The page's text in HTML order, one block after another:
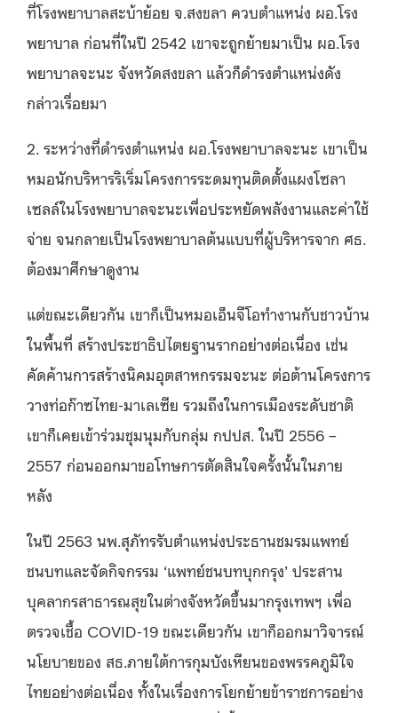
ที่โรงพยาบาลสะบ้าย้อย จ.สงขลา ควบตำแหน่ง ผอ.โรง
พยาบาล ก่อนที่ในปี 2542 เขาจะถูกย้ายมาเป็น ผอ.โรง
พยาบาลจะนะ จังหวัดสงขลา แล้วก็ดำรงตำแหน่งดัง
กล่าวเรื่อยมา
2. ระหว่างที่ดำรงตำแหน่ง ผอ.โรงพยาบาลจะนะ เขาเป็น
หมอนักบริหารริเริ่มโครงการระดมทุนติดตั้งแผงโซลา
เซลล์ในโรงพยาบาลจะนะเพื่อประหยัดพลังงานและค่าใช้
จ่าย จนกลายเป็นโรงพยาบาลต้นแบบที่ผู้บริหารจาก ศธ.
ต้องมาศึกษาดูงาน
แต่ขณะเดียวกัน เขาก็เป็นหมอเอ็นจีโอทำงานกับชาวบ้าน
ในพื้นที่ สร้างประชาธิปไตยฐานรากอย่างต่อเนื่อง เช่น
คัดค้านการสร้างนิคมอุตสาหกรรมจะนะ ต่อต้านโครงการ
วางท่อก๊าซไทย-มาเลเซีย รวมถึงในการเมืองระดับชาติ
เขาก็เคยเข้าร่วมชุมนุมกับกลุ่ม กปปส. ในปี 2556 –
2557 ก่อนออกมาขอโทษการตัดสินใจครั้งนั้นในภาย
หลัง
ในปี 2563 นพ.สุภัทรรับตำแหน่งประธานชมรมแพทย์
ชนบทและจัดกิจกรรม ‘แพทย์ชนบทบุกกรุง’ ประสาน
บุคลากรสาธารณสุขในต่างจังหวัดขึ้นมากรุงเทพฯ เพื่อ
ตรวจเชื้อ COVID-19 ขณะเดียวกัน เขาก็ออกมาวิจารณ์
นโยบายของ สธ.ภายใต้การกุมบังเหียนของพรรคภูมิใจ
ไทยอย่างต่อเนื่อง ทั้งในเรื่องการโยกย้ายข้าราชการอย่าง